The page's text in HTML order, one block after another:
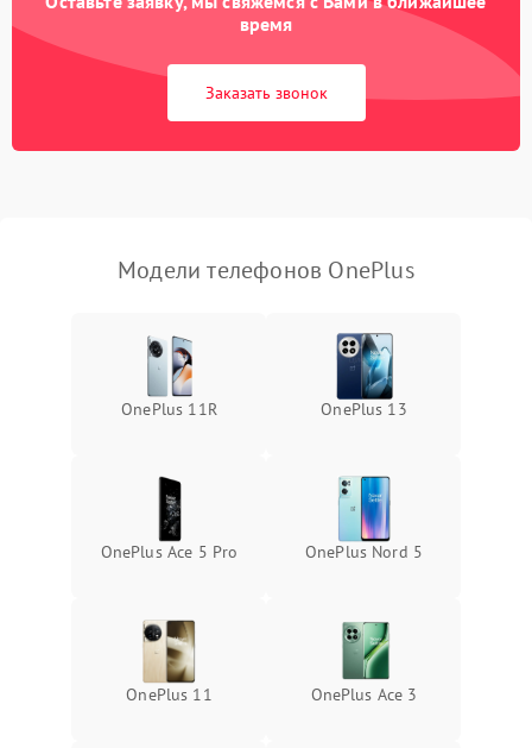
время
Заказать звонок
Модели телефонов OnePlus
OnePlus 11R OnePlus 13
OnePlus Ace 5 Pro OnePlus Nord 5
OnePlus 11 OnePlus Ace 3